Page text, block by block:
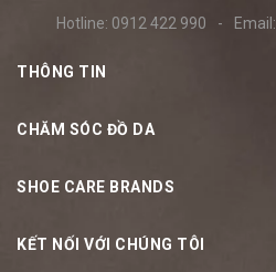
Hotline: 0912 422 990 - Email:
THÔNG TIN
CHĂM SÓC ĐỒ DA
SHOE CARE BRANDS
KẾT NỐI VỚI CHÚNG TÔI